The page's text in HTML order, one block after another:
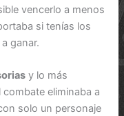
vencerlo a menos
si tenías los
ganar.
y lo más
eliminaba a
solo un personaje